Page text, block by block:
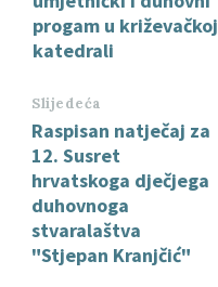
progam u križevačkoj
katedrali
Slijedeća
Raspisan natječaj za
12. Susret
hrvatskoga dječjega
duhovnoga
stvaralaštva
"Stjepan Kranjčić"